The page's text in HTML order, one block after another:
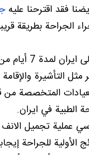
فقد اقترحنا عليه
الجراحة بطريقة
تم التخطيط
التأشيرة
المتخصصة من
الطبية في ايران.
عملية تجميل
الأولية للجراحة